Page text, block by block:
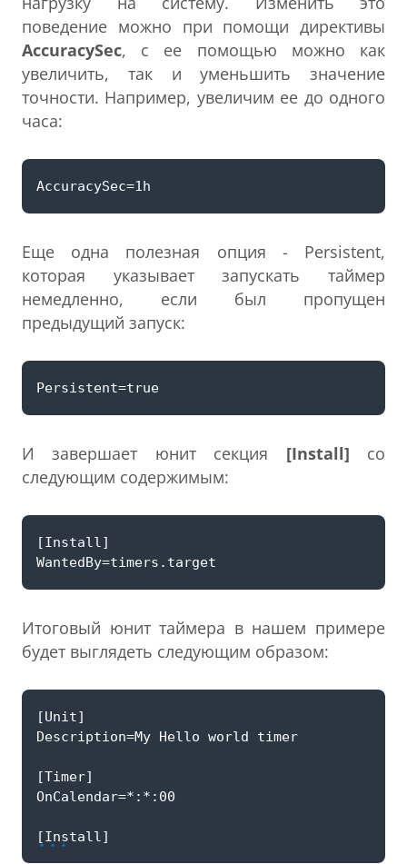
поведение можно при помощи директивы
AccuracySec, с ее помощью можно как
увеличить, так и уменьшить значение
точности. Например, увеличим ее до одного
часа:
Еще одна полезная опция - Persistent,
которая указывает запускать таймер
немедленно, если был пропущен
предыдущий запуск:
И завершает юнит секция [Install] со
следующим содержимым:
Итоговый юнит таймера в нашем примере
будет выглядеть следующим образом:
...